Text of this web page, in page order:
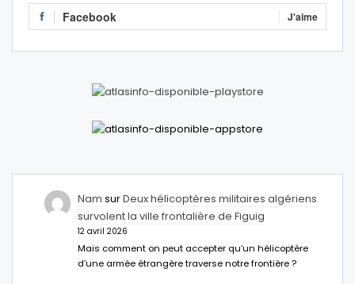
Facebook J'aime
Nam surDeux hélicoptères militaires algériens
survolent la ville frontalière de Figuig
12 avril 2026
Mais comment on peut accepter qu’un hélicoptère
d’une armée étrangère traverse notre frontière ?